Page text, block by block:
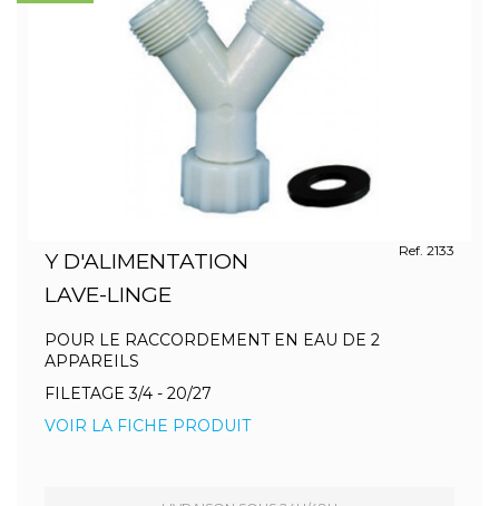
Y D'ALIMENTATION
LAVE-LINGE
Ref. 2133
POUR LE RACCORDEMENT EN EAU DE 2
APPAREILS
FILETAGE 3/4 - 20/27
VOIR LA FICHE PRODUIT